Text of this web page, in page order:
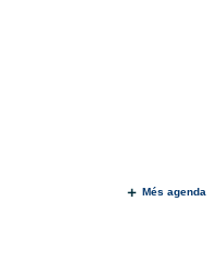
Més agenda